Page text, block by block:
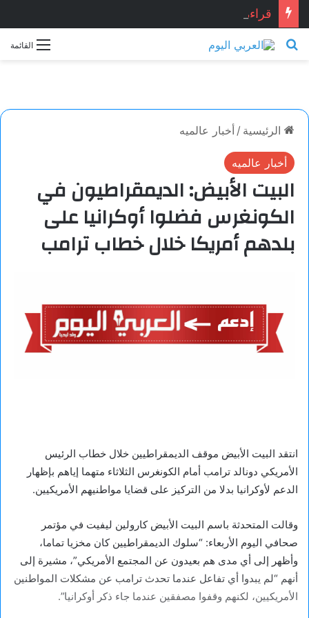
القائمة بحث عن
الرئيسية / أخبار عالميه
أخبار عالميه
البيت الأبيض: الديمقراطيون في
الكونغرس فضلوا أوكرانيا على
بلدهم أمريكا خلال خطاب ترامب
انتقد البيت الأبيض موقف الديمقراطيين خلال خطاب الرئيس
الأمريكي دونالد ترامب أمام الكونغرس الثلاثاء متهما إياهم بإظهار
الدعم لأوكرانيا بدلا من التركيز على قضايا مواطنيهم الأمريكيين.
وقالت المتحدثة باسم البيت الأبيض كارولين ليفيت في مؤتمر
صحافي اليوم الأربعاء: “سلوك الديمقراطيين كان مخزيا تماما،
وأظهر إلى أي مدى هم بعيدون عن المجتمع الأمريكي”، مشيرة إلى
أنهم “لم يبدوا أي تفاعل عندما تحدث ترامب عن مشكلات المواطنين
الأمريكيين، لكنهم وقفوا مصفقين عندما جاء ذكر أوكرانيا”.